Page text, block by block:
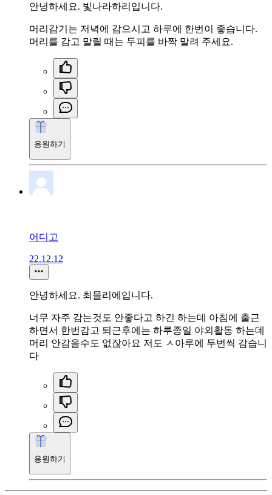
안녕하세요. 빛나라하리입니다.
머리감기는 저녁에 감으시고 하루에 한번이 좋습니다.
머리를 감고 말릴 때는 두피를 바짝 말려 주세요.
응원하기
어디고
22.12.12
안녕하세요. 최믈리에입니다.
너무 자주 감는것도 안좋다고 하긴 하는데 아침에 출근
하면서 한번감고 퇴근후에는 하루종일 야외활동 하는데
머리 안감을수도 없잖아요 저도 ㅅ아루에 두번씩 감습니
다
응원하기